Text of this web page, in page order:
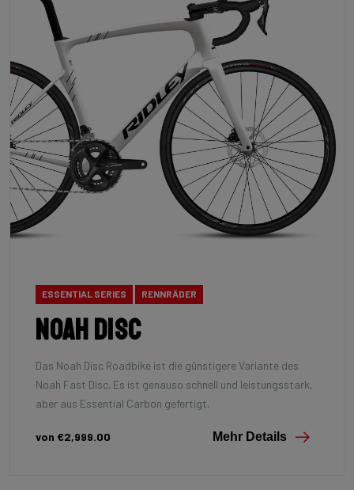
ESSENTIAL SERIES RENNRÄDER
Noah Disc
Das Noah Disc Roadbike ist die günstigere Variante des
Noah Fast Disc. Es ist genauso schnell und leistungsstark,
aber aus Essential Carbon gefertigt.
von €2,999.00 Mehr Details